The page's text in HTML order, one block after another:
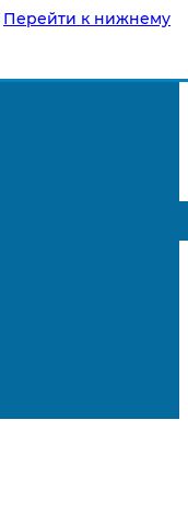
Перейти к нижнему